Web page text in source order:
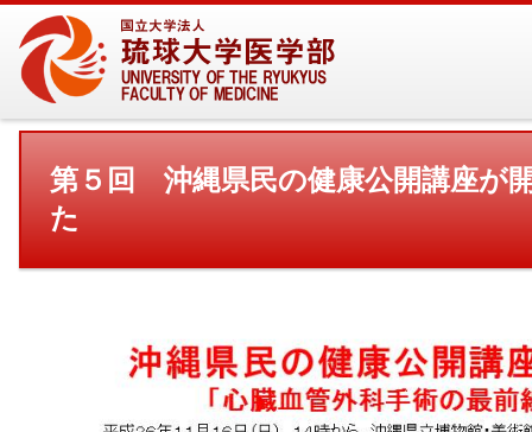
第５回 沖縄県民の健康公開講座が
た